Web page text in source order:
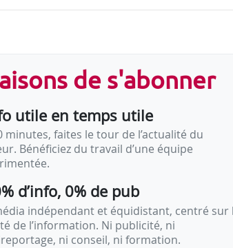
avons digitalisé par exemple
paye et de l’administration vers
auparavant dédié aux…
de s'abonner
utile en temps utile
minutes, faites le tour de l’actualité du
Bénéficiez du travail d’une équipe
d’info, 0% de pub
indépendant et équidistant, centré sur
de l’information. Ni publicité, ni
ni conseil, ni formation.